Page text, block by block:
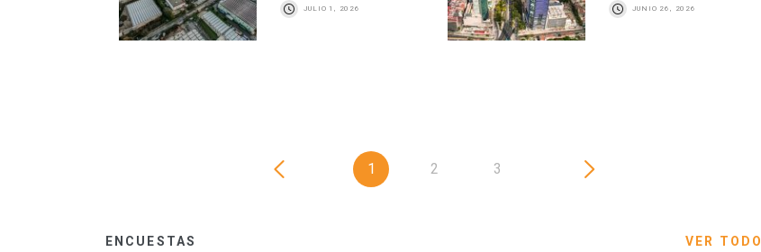
JULIO 1, 2026 JUNIO 26, 2026
1 2 3
ENCUESTAS VER TODO